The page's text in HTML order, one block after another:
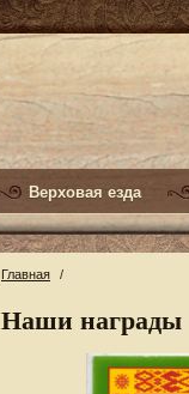
Верховая езда
Главная /
Наши награды